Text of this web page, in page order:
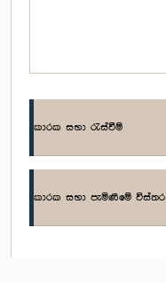
කාරක සභා රැස්වීම්
කාරක සභා පැමිණීමේ විස්තර